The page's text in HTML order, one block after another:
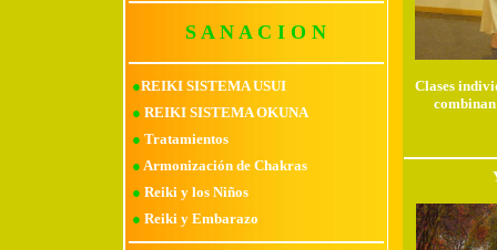
S A N A C I O N
●REIKI SISTEMA USUI
● REIKI SISTEMA OKUNA
● Tratamientos
● Armonización de Chakras
● Reiki y los Niños
● Reiki y Embarazo
Clases